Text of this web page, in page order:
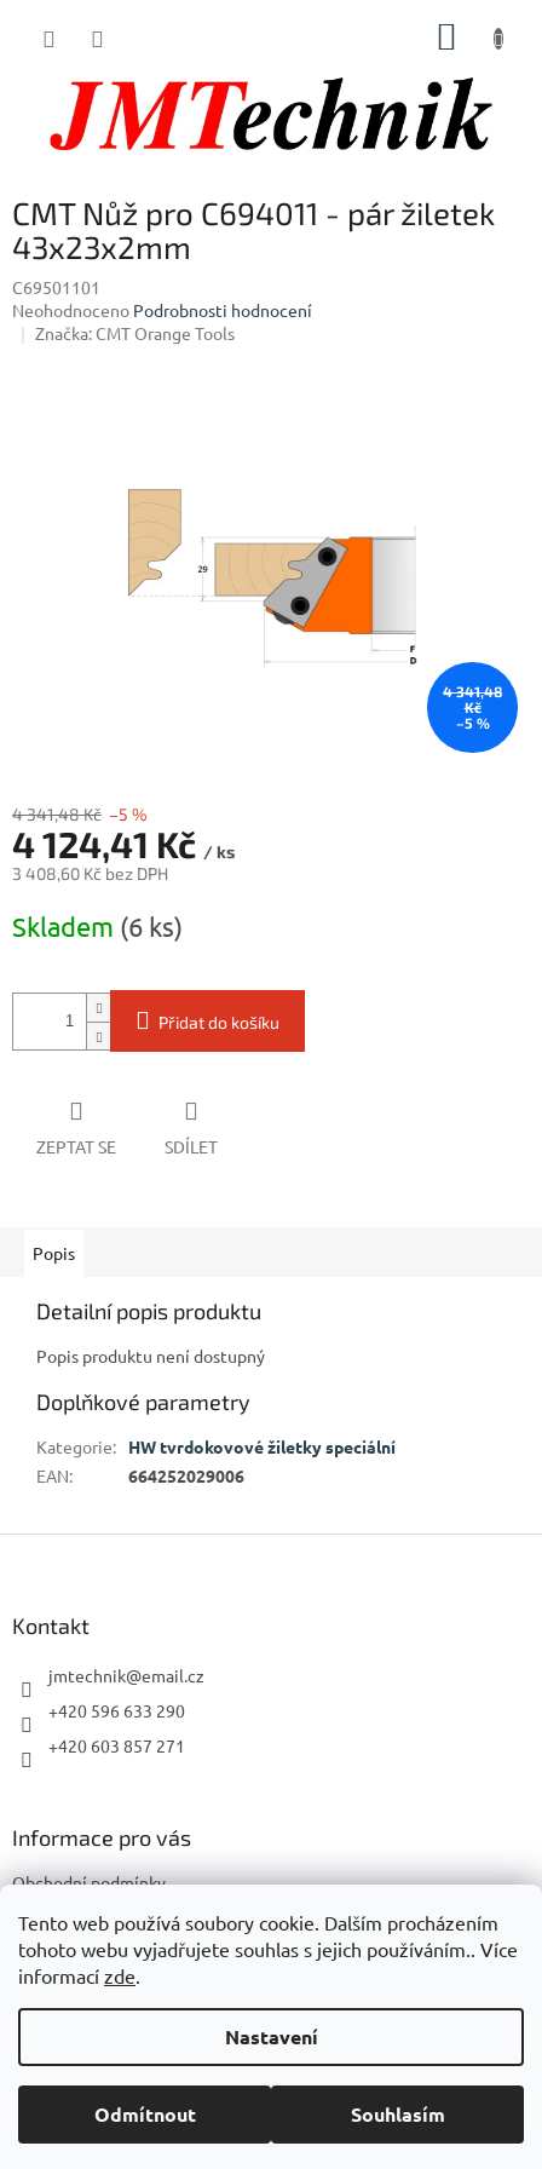
Tento web používá soubory cookie. Dalším procházením
tohoto webu vyjadřujete souhlas s jejich používáním.. Více
informací zde.
Nastavení
Odmítnout Souhlasím
CMT Nůž pro C694011 - pár žiletek
43x23x2mm
C69501101
Průměrné
hodnocení
Neohodnoceno Podrobnosti hodnocení
Značka: CMT Orange Tools
4 341,48
Kč
–5 %
4 341,48 Kč –5 %
4 124,41 Kč / ks
3 408,60 Kč bez DPH
cena:
Skladem (6 ks)
Přidat do košíku
ZEPTAT SE SDÍLET
Popis
Detailní popis produktu
Popis produktu není dostupný
Doplňkové parametry
Kategorie:
HW tvrdokovové žiletky speciální
EAN: 664252029006
Kontakt
jmtechnik@email.cz
+420 596 633 290
+420 603 857 271
Informace pro vás
Obchodní podmínky
Podmínky ochrany osobních údajů
Copyright 2026JMTechnik. Všechna práva vyhrazena.Upravit